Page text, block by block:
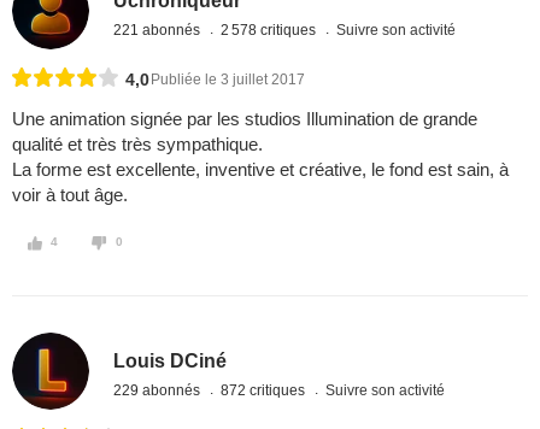
221 abonnés 2 578 critiques Suivre son activité
4,0 Publiée le 3 juillet 2017
Une animation signée par les studios Illumination de grande
qualité et très très sympathique.
La forme est excellente, inventive et créative, le fond est sain, à
voir à tout âge.
4 0
Louis DCiné
229 abonnés 872 critiques Suivre son activité